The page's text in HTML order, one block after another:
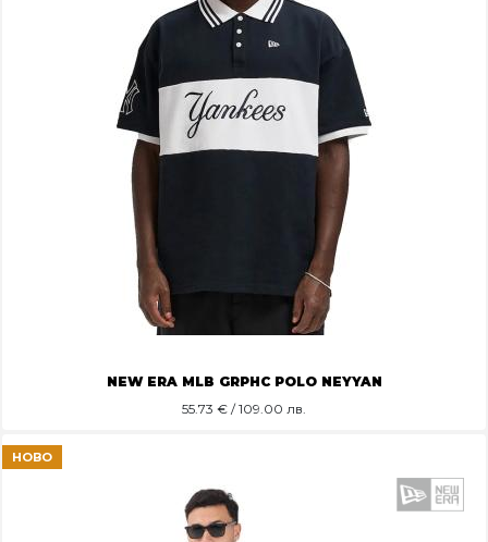
NEW ERA MLB GRPHC POLO NEYYAN
55.73 € / 109.00 лв.
НОВО